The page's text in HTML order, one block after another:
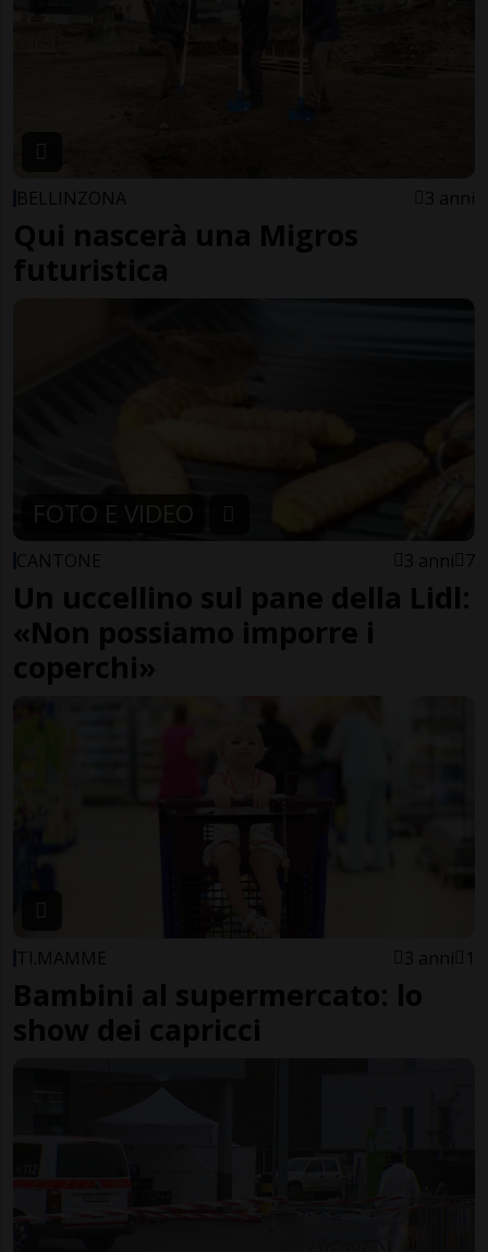
BELLINZONA 3 anni
Qui nascerà una Migros
futuristica
FOTO E VIDEO
CANTONE 3 anni 7
Un uccellino sul pane della Lidl:
«Non possiamo imporre i
coperchi»
TI.MAMME 3 anni 1
Bambini al supermercato: lo
show dei capricci